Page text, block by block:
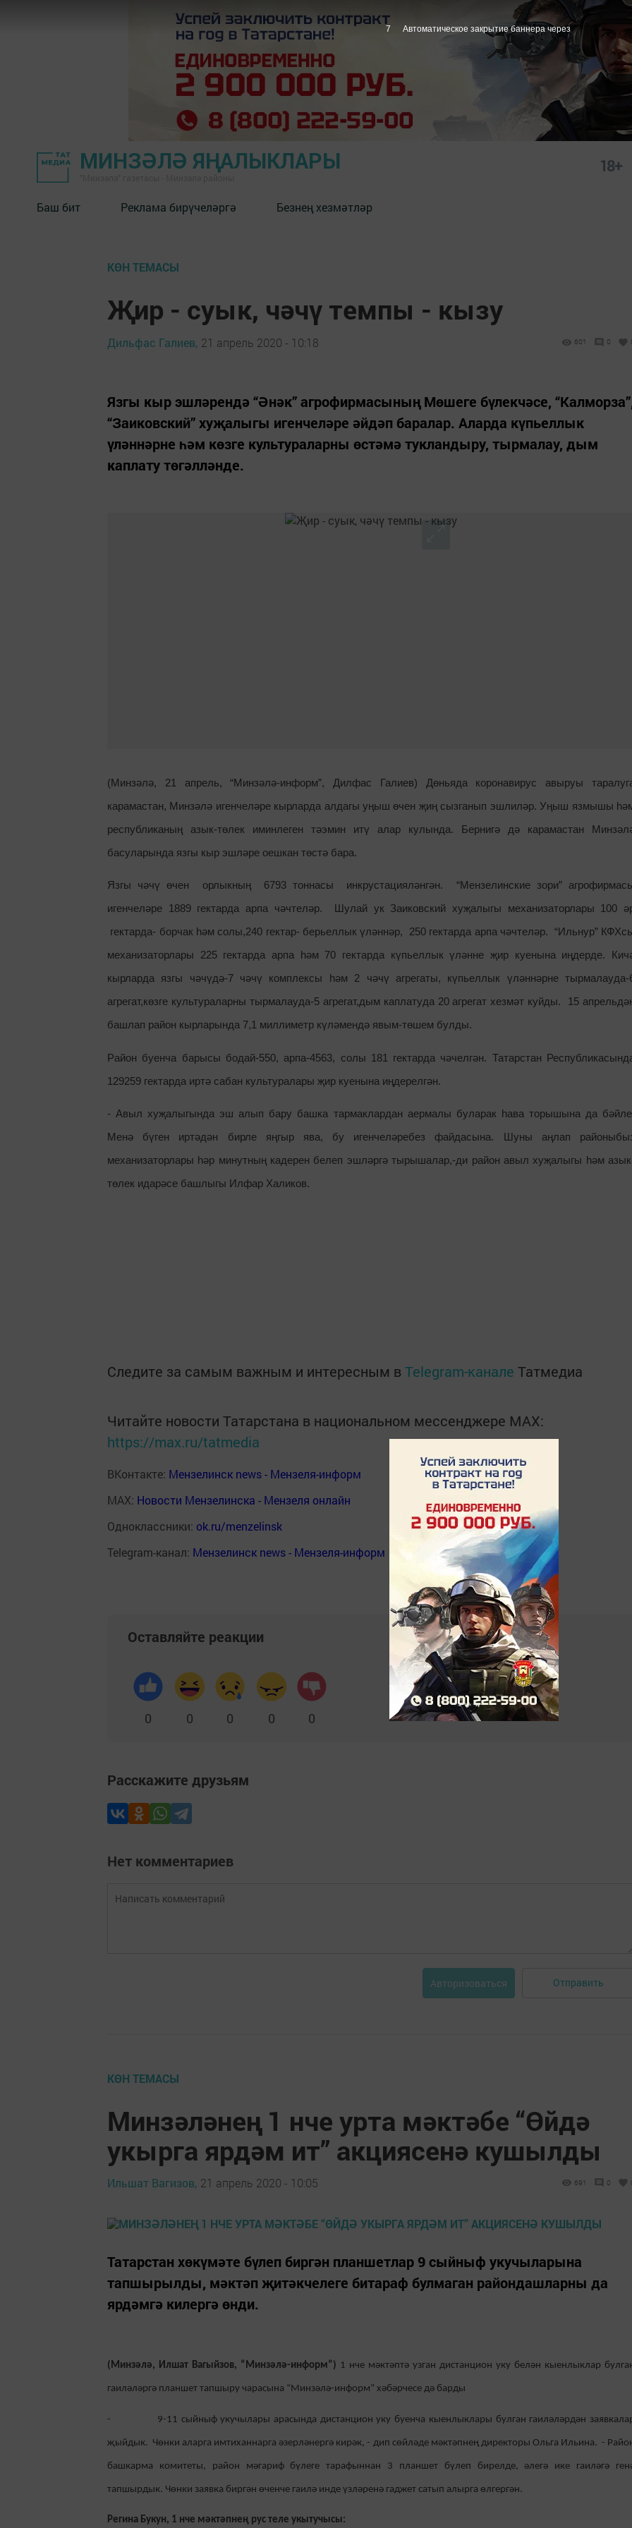
МИНЗӘЛӘ ЯҢАЛЫКЛАРЫ 18+
Баш бит Реклама бирүчеләргә Безнең хезмәтләр
КӨН ТЕМАСЫ
Җир - суык, чәчү темпы - кызу
Дильфас Галиев, 21 апрель 2020 - 10:18 601 0
Язгы кыр эшләрендә “Әнәк” агрофирмасының Мөшеге бүлекчәсе,
“Заиковский” хуҗалыгы игенчеләре әйдәп баралар. Аларда күпьеллык
үләннәрне һәм көзге культураларны өстәмә тукландыру, тырмалау, дым
каплату төгәлләнде.
(Минзәлә, 21 апрель, “Минзәлә-информ”, Дилфас Галиев) Дөньяда коронавирус авыруы
карамастан, Минзәлә игенчеләре кырларда алдагы уңыш өчен җиң сызганып эшлиләр. Уңыш язмышы
республиканың азык-төлек иминлеген тәэмин итү алар кулында. Бернигә дә карамастан
басуларында язгы кыр эшләре оешкан төстә бара.
Язгы чәчү өчен орлыкның 6793 тоннасы инкрустацияләнгән. “Мензелинские зори”
игенчеләре 1889 гектарда арпа чәчтеләр. Шулай ук Заиковский хуҗалыгы механизаторлары 100
гектарда- борчак һәм солы,240 гектар- берьеллык үләннәр, 250 гектарда арпа чәчтеләр. “Ильнур”
механизаторлары 225 гектарда арпа һәм 70 гектарда күпьеллык үләнне җир куенына иңдерде.
кырларда язгы чәчүдә-7 чәчү комплексы һәм 2 чәчү агрегаты, күпьеллык үләннәрне тырмалауда-
агрегат,көзге культураларны тырмалауда-5 агрегат,дым каплатуда 20 агрегат хезмәт куйды. 15
башлап район кырларында 7,1 миллиметр күләмендә явым-төшем булды.
Район буенча барысы бодай-550, арпа-4563, солы 181 гектарда чәчелгән. Татарстан
129259 гектарда иртә сабан культуралары җир куенына иңдерелгән.
- Авыл хуҗалыгында эш алып бару башка тармаклардан аермалы буларак һава торышына да
Менә бүген иртәдән бирле яңгыр ява, бу игенчеләребез файдасына. Шуны аңлап
механизаторлары һәр минутның кадерен белеп эшләргә тырышалар,-ди район авыл хуҗалыгы һәм
төлек идарәсе башлыгы Илфар Халиков.
Следите за самым важным и интересным в Telegram-канале Татмедиа
Читайте новости Татарстана в национальном мессенджере MАХ:
https://max.ru/tatmedia
ВКонтакте: Мензелинск news - Мензеля-информ
MAX: Новости Мензелинска - Мензеля онлайн
Одноклассники: ok.ru/menzelinsk
Telegram-канал: Мензелинск news - Мензеля-информ
Оставляйте реакции
0 0 0 0 0
Расскажите друзьям
Нет комментариев
Авторизоваться Отправить
КӨН ТЕМАСЫ
Минзәләнең 1 нче урта мәктәбе “Өйдә
укырга ярдәм ит” акциясенә кушылды
Ильшат Вагизов, 21 апрель 2020 - 10:05 691 0
Татарстан хөкүмәте бүлеп биргән планшетлар 9 сыйныф укучыларына
тапшырылды, мәктәп җитәкчелеге битараф булмаган райондашларны да
ярдәмгә килергә өнди.
(Минзәлә, Илшат Вагыйзов, “Минзәлә-информ”) 1 нче мәктәптә узган дистанцион уку белән кыенлыклар
гаиләләргә планшет тапшыру чарасына “Минзәлә-информ” хәбәрчесе дә барды
- 9-11 сыйныф укучылары арасында дистанцион уку буенча кыенлыклары булган гаиләләрдән
җыйдык. Чөнки аларга имтиханнарга әзерләнергә кирәк, - дип сөйләде мәктәпнең директоры Ольга Ильина. -
башкарма комитеты, район мәгариф бүлеге тарафыннан 3 планшет бүлеп бирелде, әлегә ике гаиләгә
тапшырдык. Чөнки заявка биргән өченче гаилә инде үзләренә гаджет сатып алырга өлгергән.
Регина Букун, 1 нче мәктәпнең рус теле укытучысы:
6 Автоматическое закрытие баннера через